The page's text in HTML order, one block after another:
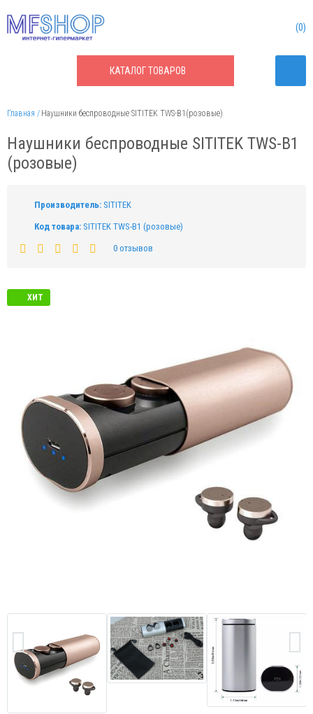
КАТАЛОГТОВАРОВ
0
Главная Наушники беспроводные SITITEK TWS-B1(розовые)
Наушники беспроводные SITITEK TWS-B1
(розовые)
Производитель: SITITEK
Код товара: SITITEK TWS-B1 (розовые)
0 отзывов
ХИТ